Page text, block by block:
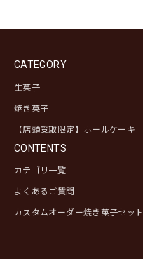
CATEGORY
生菓子
焼き菓子
【店頭受取限定】ホールケーキ
CONTENTS
カテゴリ一覧
よくあるご質問
カスタムオーダー焼き菓子セット